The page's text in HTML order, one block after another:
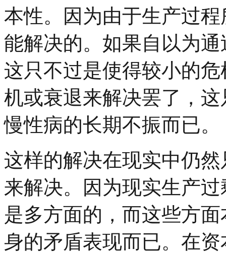
本性。因为由于生产过
能解决的。如果自以为
这只不过是使得较小的
机或衰退来解决罢了，
慢性病的长期不振而已。
这样的解决在现实中仍
来解决。因为现实生产
是多方面的，而这些方
身的矛盾表现而已。在